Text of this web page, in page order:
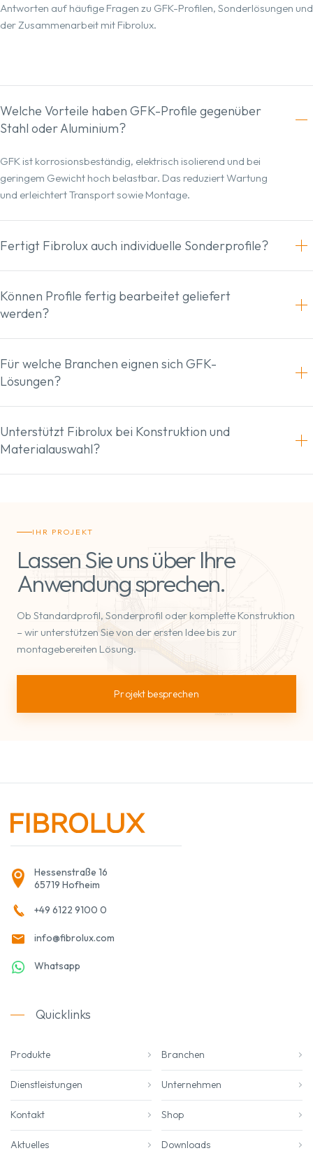
Antworten auf häufige Fragen zu GFK-Profilen, Sonderlösungen und
der Zusammenarbeit mit Fibrolux.
Welche Vorteile haben GFK-Profile gegenüber
Stahl oder Aluminium?
GFK ist korrosionsbeständig, elektrisch isolierend und bei
geringem Gewicht hoch belastbar. Das reduziert Wartung
und erleichtert Transport sowie Montage.
Fertigt Fibrolux auch individuelle Sonderprofile?
Können Profile fertig bearbeitet geliefert
werden?
Für welche Branchen eignen sich GFK-
Lösungen?
Unterstützt Fibrolux bei Konstruktion und
Materialauswahl?
IHR PROJEKT
Lassen Sie uns über Ihre
Anwendung sprechen.
Ob Standardprofil, Sonderprofil oder komplette Konstruktion
– wir unterstützen Sie von der ersten Idee bis zur
montagebereiten Lösung.
Projekt besprechen
Hessenstraße 16
65719 Hofheim
+49 6122 9100 0
info@fibrolux.com
Whatsapp
Quicklinks
Produkte Branchen
Dienstleistungen Unternehmen
Kontakt Shop
Aktuelles Downloads